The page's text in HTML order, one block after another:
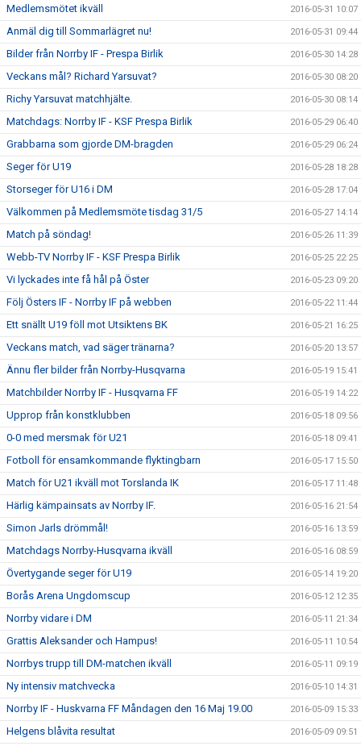
Medlemsmötet ikväll 2016-05-31 10:07
Anmäl dig till Sommarlägret nu! 2016-05-31 09:44
Bilder från Norrby IF - Prespa Birlik 2016-05-30 14:28
Veckans mål? Richard Yarsuvat? 2016-05-30 08:20
Richy Yarsuvat matchhjälte. 2016-05-30 08:14
Matchdags: Norrby IF - KSF Prespa Birlik 2016-05-29 06:40
Grabbarna som gjorde DM-bragden 2016-05-29 06:24
Seger för U19 2016-05-28 18:28
Storseger för U16 i DM 2016-05-28 17:04
Välkommen på Medlemsmöte tisdag 31/5 2016-05-27 14:14
Match på söndag! 2016-05-26 11:39
Webb-TV Norrby IF - KSF Prespa Birlik 2016-05-25 22:25
Vi lyckades inte få hål på Öster 2016-05-23 09:20
Följ Östers IF - Norrby IF på webben 2016-05-22 11:44
Ett snällt U19 föll mot Utsiktens BK 2016-05-21 16:25
Veckans match, vad säger tränarna? 2016-05-20 13:57
Ännu fler bilder från Norrby-Husqvarna 2016-05-19 15:41
Matchbilder Norrby IF - Husqvarna FF 2016-05-19 14:22
Upprop från konstklubben 2016-05-18 09:56
0-0 med mersmak för U21 2016-05-18 09:41
Fotboll för ensamkommande flyktingbarn 2016-05-17 15:50
Match för U21 ikväll mot Torslanda IK 2016-05-17 11:48
Härlig kämpainsats av Norrby IF. 2016-05-16 21:54
Simon Jarls drömmål! 2016-05-16 13:59
Matchdags Norrby-Husqvarna ikväll 2016-05-16 08:59
Övertygande seger för U19 2016-05-14 19:20
Borås Arena Ungdomscup 2016-05-12 12:35
Norrby vidare i DM 2016-05-11 21:34
Grattis Aleksander och Hampus! 2016-05-11 10:54
Norrbys trupp till DM-matchen ikväll 2016-05-11 09:19
Ny intensiv matchvecka 2016-05-10 14:31
Norrby IF - Huskvarna FF Måndagen den 16 Maj 19.00 2016-05-09 15:33
Helgens blåvita resultat 2016-05-09 09:51